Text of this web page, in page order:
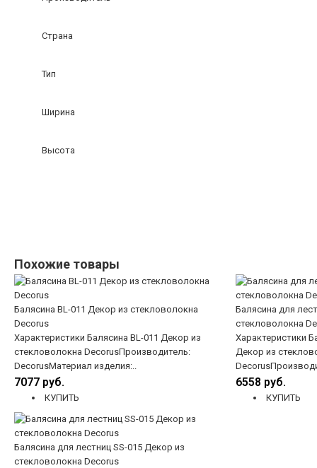
Страна
Тип
Ширина
Высота
Похожие товары
Балясина BL-011 Декор из стекловолокна
Decorus
Характеристики Балясина BL-011 Декор из
стекловолокна DecorusПроизводитель:
DecorusМатериал изделия:..
7077 руб.
КУПИТЬ
Балясина для
стекловолокна
Характеристики
Декор из
6558 руб.
КУПИТЬ
Балясина для лестниц SS-015 Декор из
стекловолокна Decorus